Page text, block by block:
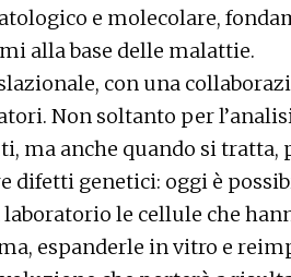
e molecolare,
alla base delle malattie.
con una
Non soltanto per
ma anche quando si tratta,
difetti genetici: oggi è
le cellule che
espanderle in vitro e